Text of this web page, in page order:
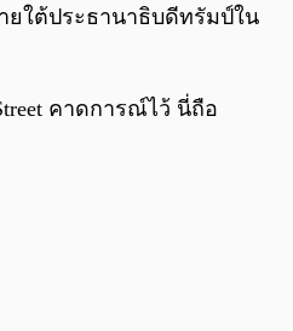
ยใต้ประธานาธิบดีทรัมป์ใน
คาดการณ์ไว้ นี่ถือ